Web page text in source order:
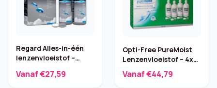
Regard Alles-in-één
lenzenvloeistof –
Vanaf €27,59
Opti-Free PureMoist
Lenzenvloeistof – 4x
300 ml
Vanaf €44,79